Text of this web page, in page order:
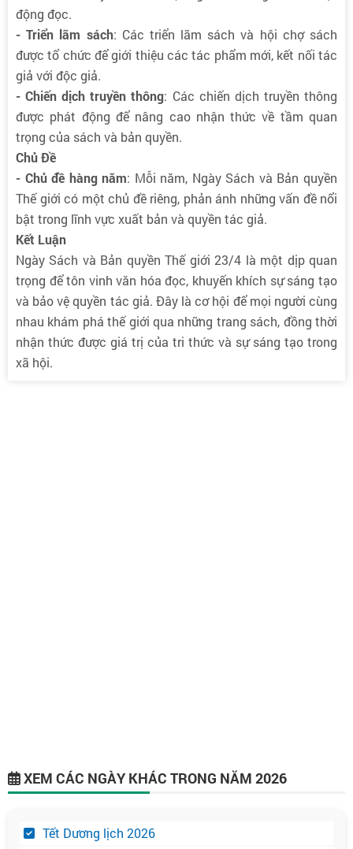
động đọc.
- Triển lãm sách: Các triển lãm sách và hội chợ sách
được tổ chức để giới thiệu các tác phẩm mới, kết nối tác
giả với độc giả.
- Chiến dịch truyền thông: Các chiến dịch truyền thông
được phát động để nâng cao nhận thức về tầm quan
trọng của sách và bản quyền.
Chủ Đề
- Chủ đề hàng năm: Mỗi năm, Ngày Sách và Bản quyền
Thế giới có một chủ đề riêng, phản ánh những vấn đề nổi
bật trong lĩnh vực xuất bản và quyền tác giả.
Kết Luận
Ngày Sách và Bản quyền Thế giới 23/4 là một dịp quan
trọng để tôn vinh văn hóa đọc, khuyến khích sự sáng tạo
và bảo vệ quyền tác giả. Đây là cơ hội để mọi người cùng
nhau khám phá thế giới qua những trang sách, đồng thời
nhận thức được giá trị của tri thức và sự sáng tạo trong
xã hội.
XEM CÁC NGÀY KHÁC TRONG NĂM 2026
Tết Dương lịch 2026